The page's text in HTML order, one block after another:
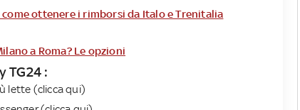
come ottenere i rimborsi da Italo e Trenitalia
a Roma? Le opzioni
TG24 :
lette (clicca qui)